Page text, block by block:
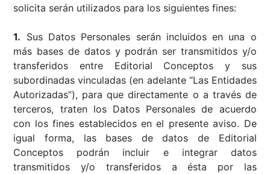
solicita serán utilizados para los siguientes fines:
1. Sus Datos Personales serán incluidos en una o
más bases de datos y podrán ser transmitidos y/o
transferidos entre Editorial Conceptos y sus
subordinadas vinculadas (en adelante “Las Entidades
Autorizadas”), para que directamente o a través de
terceros, traten los Datos Personales de acuerdo
con los fines establecidos en el presente aviso. De
igual forma, las bases de datos de Editorial
Conceptos podrán incluir e integrar datos
transmitidos y/o transferidos a ésta por las